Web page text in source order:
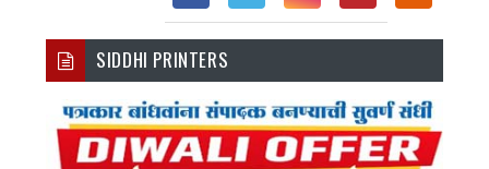
Fac
Ebo
Ok
Twi
Inst
Am
You
E
SIDDHI PRINTERS